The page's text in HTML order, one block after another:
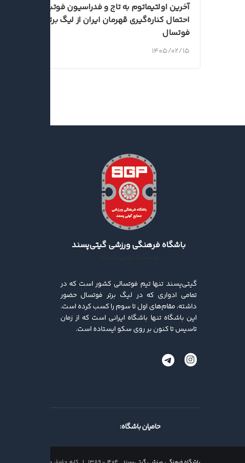
آخرین اولتیماتوم به تاج و فدراسیون فوتبال؛
احتمال کناره‌گیری قهرمان ایران از لیگ برتر
فوتسال
۱۴۰۵/۰۲/۱۵
باشگاه فرهنگی ورزشی گیتی‌پسند
گیتی‌پسند تنها تیم فوتسالی کشور است که در
تمامی ادواری که در لیگ برتر فوتسال حضور
داشته، مقام‌های اول تا سوم را کسب کرده ‌است.
این باشگاه تنها باشگاه ایرانی است که از زمان
تاسیس تا کنون بر روی سکو ایستاده است.
حامیان باشگاه: